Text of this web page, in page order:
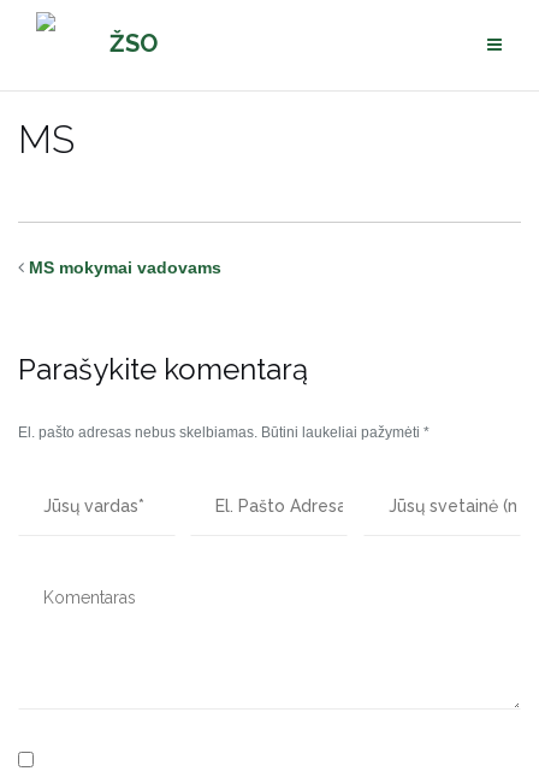
Pereiti
ŽSO
MS
MS mokymai vadovams
Parašykite komentarą
El. pašto adresas nebus skelbiamas. Būtini laukeliai pažymėti *